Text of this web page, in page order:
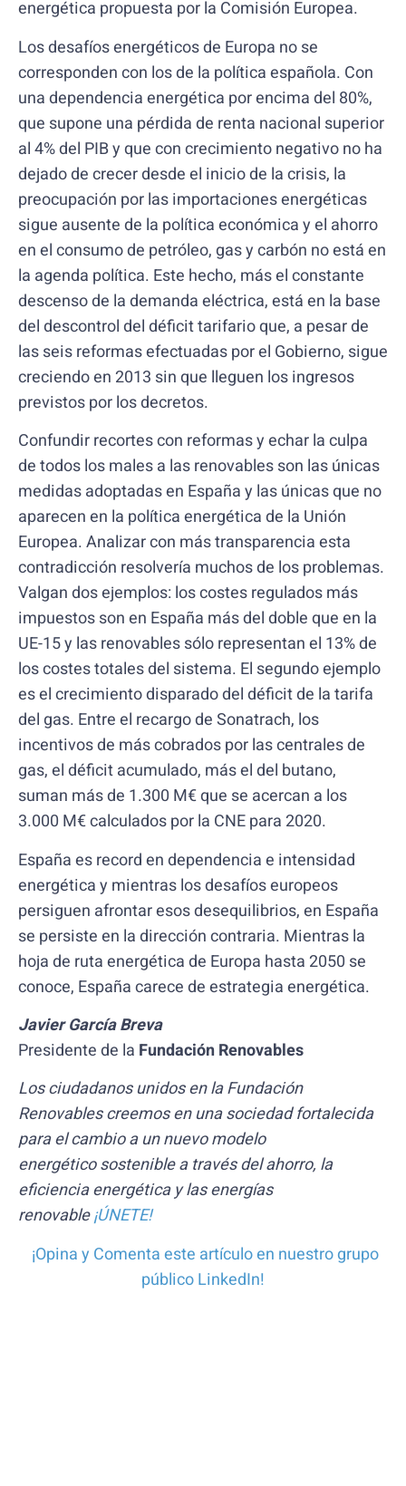
energética propuesta por la Comisión Europea.
Los desafíos energéticos de Europa no se
corresponden con los de la política española. Con
una dependencia energética por encima del 80%,
que supone una pérdida de renta nacional superior
al 4% del PIB y que con crecimiento negativo no ha
dejado de crecer desde el inicio de la crisis, la
preocupación por las importaciones energéticas
sigue ausente de la política económica y el ahorro
en el consumo de petróleo, gas y carbón no está en
la agenda política. Este hecho, más el constante
descenso de la demanda eléctrica, está en la base
del descontrol del déficit tarifario que, a pesar de
las seis reformas efectuadas por el Gobierno, sigue
creciendo en 2013 sin que lleguen los ingresos
previstos por los decretos.
Confundir recortes con reformas y echar la culpa
de todos los males a las renovables son las únicas
medidas adoptadas en España y las únicas que no
aparecen en la política energética de la Unión
Europea. Analizar con más transparencia esta
contradicción resolvería muchos de los problemas.
Valgan dos ejemplos: los costes regulados más
impuestos son en España más del doble que en la
UE-15 y las renovables sólo representan el 13% de
los costes totales del sistema. El segundo ejemplo
es el crecimiento disparado del déficit de la tarifa
del gas. Entre el recargo de Sonatrach, los
incentivos de más cobrados por las centrales de
gas, el déficit acumulado, más el del butano,
suman más de 1.300 M€ que se acercan a los
3.000 M€ calculados por la CNE para 2020.
España es record en dependencia e intensidad
energética y mientras los desafíos europeos
persiguen afrontar esos desequilibrios, en España
se persiste en la dirección contraria. Mientras la
hoja de ruta energética de Europa hasta 2050 se
conoce, España carece de estrategia energética.
Javier García Breva
Presidente de la Fundación Renovables
Los ciudadanos unidos en la Fundación
Renovables creemos en una sociedad fortalecida
para el cambio a un nuevo modelo
energéticosostenible a través del ahorro, la
eficiencia energética y las energías
renovable¡ÚNETE!
¡Opina y Comenta este artículo en nuestro grupo
público LinkedIn!